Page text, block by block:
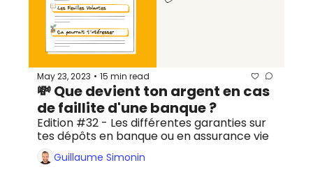
May 23, 2023 • 15 min read
💸 Que devient ton argent en cas
de faillite d'une banque ?
Edition #32 - Les différentes garanties sur
tes dépôts en banque ou en assurance vie
Guillaume Simonin